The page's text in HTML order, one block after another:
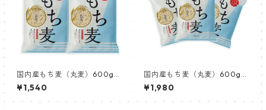
国内産もち麦（丸麦）600g機
能性表示食品× 2個
¥1,540
国内産もち麦（丸麦）600g機
能性表示食品 ×3個
¥1,980